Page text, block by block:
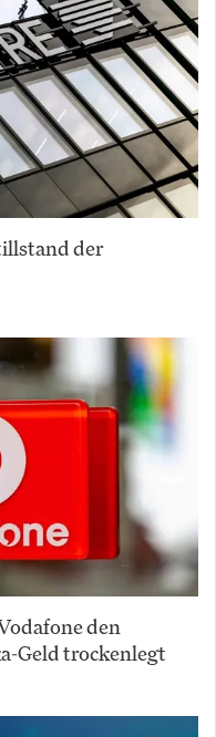
der
den
Geld trockenlegt